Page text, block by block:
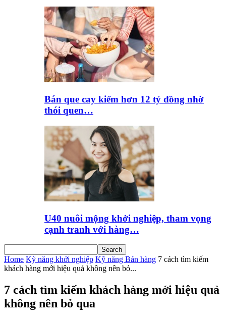
Bán que cay kiếm hơn 12 tỷ đồng nhờ
thói quen…
U40 nuôi mộng khởi nghiệp, tham vọng
cạnh tranh với hàng…
Home Kỹ năng khởi nghiệp Kỹ năng Bán hàng 7 cách tìm kiếm
khách hàng mới hiệu quả không nên bỏ...
7 cách tìm kiếm khách hàng mới hiệu quả
không nên bỏ qua